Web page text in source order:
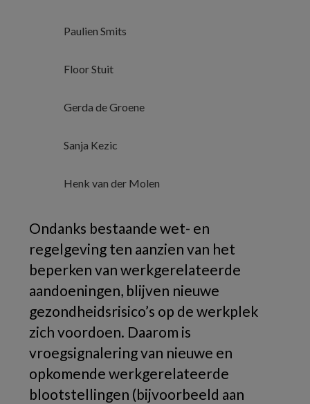
Paulien Smits
Floor Stuit
Gerda de Groene
Sanja Kezic
Henk van der Molen
Ondanks bestaande wet- en
regelgeving ten aanzien van het
beperken van werkgerelateerde
aandoeningen, blijven nieuwe
gezondheidsrisico’s op de werkplek
zich voordoen. Daarom is
vroegsignalering van nieuwe en
opkomende werkgerelateerde
blootstellingen (bijvoorbeeld aan